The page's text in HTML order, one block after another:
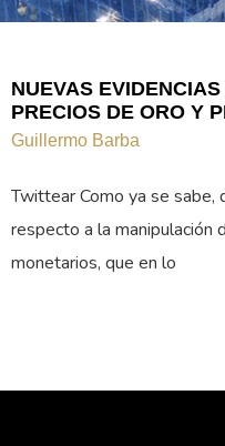
NUEVAS
PRECIOS DE ORO Y
Guillermo Barba
Twittear Como ya se sabe,
respecto a la manipulación
monetarios, que en lo